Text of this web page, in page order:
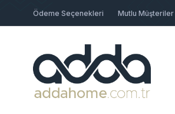
Ödeme Seçenekleri Mutlu Müşteriler